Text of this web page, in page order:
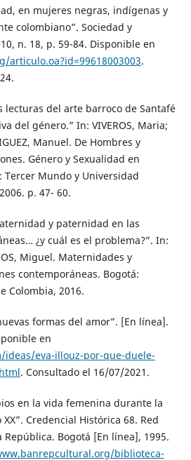
en mujeres negras, indígenas y
colombiano”. Sociedad y
n. 18, p. 59-84. Disponible en
articulo.oa?id=99618003003.
lecturas del arte barroco de Santafé
del género.” In: VIVEROS, Maria;
Manuel. De Hombres y
Género y Sexualidad en
Tercer Mundo y Universidad
p. 47- 60.
y paternidad en las
¿y cuál es el problema?”. In:
Miguel. Maternidades y
contemporáneas. Bogotá:
Colombia, 2016.
formas del amor”. [En línea].
en
eva-illouz-por-que-duele-
. Consultado el 16/07/2021.
en la vida femenina durante la
Credencial Histórica 68. Red
Bogotá [En línea], 1995.
biblioteca-